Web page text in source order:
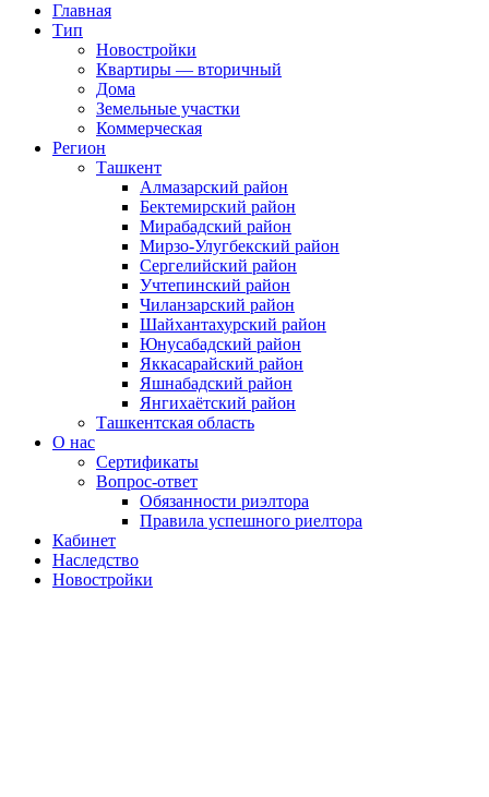
Главная
Тип
Новостройки
Квартиры — вторичный
Дома
Земельные участки
Коммерческая
Регион
Ташкент
Алмазарский район
Бектемирский район
Мирабадский район
Мирзо-Улугбекский район
Сергелийский район
Учтепинский район
Чиланзарский район
Шайхантахурский район
Юнусабадский район
Яккасарайский район
Яшнабадский район
Янгихаётский район
Ташкентская область
О нас
Сертификаты
Вопрос-ответ
Обязанности риэлтора
Правила успешного риелтора
Кабинет
Наследство
Новостройки